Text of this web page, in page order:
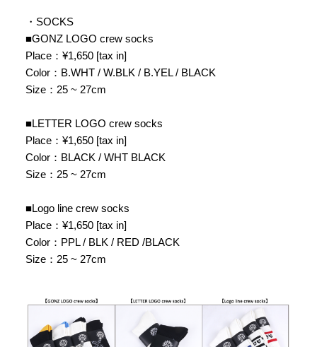
・SOCKS
■GONZ LOGO crew socks
Place：¥1,650 [tax in]
Color：B.WHT / W.BLK / B.YEL / BLACK
Size：25 ~ 27cm
■LETTER LOGO crew socks
Place：¥1,650 [tax in]
Color：BLACK / WHT BLACK
Size：25 ~ 27cm
■Logo line crew socks
Place：¥1,650 [tax in]
Color：PPL / BLK / RED /BLACK
Size：25 ~ 27cm